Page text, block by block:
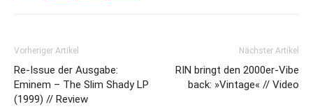
Vorheriger Artikel
Re-Issue der Ausgabe:
Eminem – The Slim Shady LP
(1999) // Review
Nächster Artikel
RIN bringt den 2000er-Vibe
back: »Vintage« // Video